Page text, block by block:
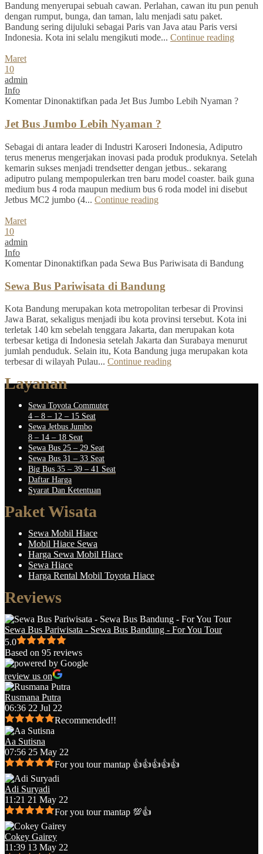
Bandung menyerupai sebuah cawan. Perlahan, cawan itu pun penuh
dengan rumput, bunga, dan taman, lalu menjadi satu paket.
Bandung sering dijuluki sebagai Paris van Java atau Paris versi
Indonesia. Kota ini selalu mengikuti mode... Continue reading
Maret
10
admin
Info
Komentar Dinonaktifkan pada Jet Bus Jumbo Lebih Nyaman ?
Jet Bus Jumbo Lebih Nyaman ?
Sebagai di antara leader di Industri Karoseri Indonesia, Adiputro
terus menerus mengerjakan inovasi pada produk produknya. Setelah
kemarin sukses menjadi trendsetter dengan jetbus.. sekarang
adiputro pulang mempopulerkan tren baru model coaster. baik guna
medium bus 4 roda maupun medium bus 6 roda model ini disebut
Jetbus MC2 jumbo (4... Continue reading
Maret
10
admin
Info
Komentar Dinonaktifkan pada Sewa Bus Pariwisata di Bandung
Sewa Bus Pariwisata di Bandung
Kota Bandung merupakan kota metropolitan terbesar di Provinsi
Jawa Barat, sekaligus menjadi ibu kota provinsi tersebut. Kota ini
terletak 140 km sebelah tenggara Jakarta, dan merupakan kota
terbesar ketiga di Indonesia setelah Jakarta dan Surabaya menurut
jumlah penduduk. Selain itu, Kota Bandung juga merupakan kota
terbesar di wilayah Pulau... Continue reading
Layanan
Sewa Toyota Commuter
4 – 8 – 12 – 15 Seat
Sewa Jetbus Jumbo
8 – 14 – 18 Seat
Sewa Bus 25 – 29 Seat
Sewa Bus 31 – 33 Seat
Big Bus 35 – 39 – 41 Seat
Daftar Harga
Syarat Dan Ketentuan
Paket Wisata
Sewa Mobil Hiace
Mobil Hiace Sewa
Harga Sewa Mobil Hiace
Sewa Hiace
Harga Rental Mobil Toyota Hiace
Reviews
Sewa Bus Pariwisata - Sewa Bus Bandung - For You Tour
5.0
Based on 95 reviews
review us on
Rusmana Putra
06:36 22 Jul 22
Recommended!!
Aa Sutisna
07:56 25 May 22
For you tour mantap 👍👍👍👍👍
Adi Suryadi
11:21 21 May 22
For you tour mantap 💯👍
Cokey Gairey
11:39 13 May 22